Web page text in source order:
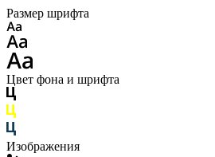
Размер шрифта
Цвет фона и шрифта
Изображения